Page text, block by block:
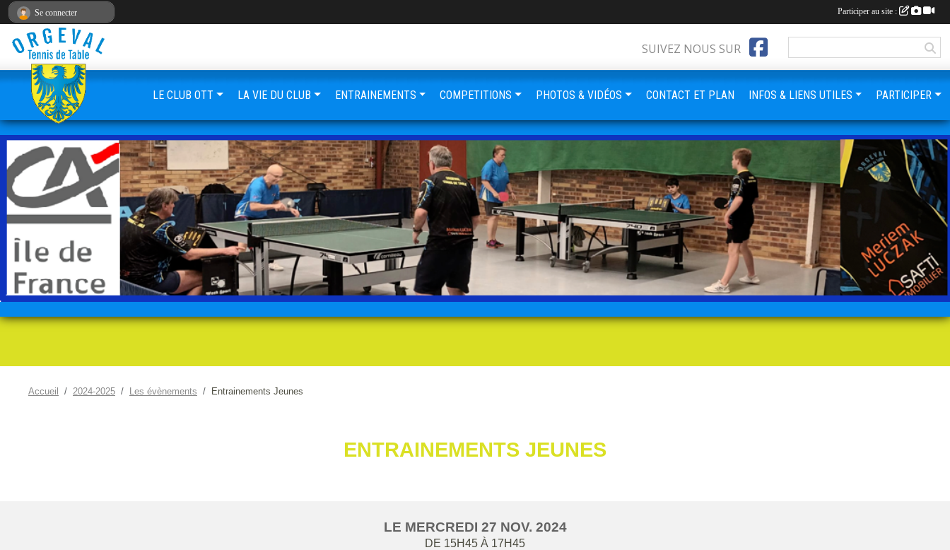
Accueil 2024-2025 Les évènements Entrainements Jeunes
ENTRAINEMENTS JEUNES
LE MERCREDI 27 NOV. 2024
DE 15H45 À 17H45
SUIVEZ NOUS SUR
LE CLUB OTT LA VIE DU CLUB ENTRAINEMENTS COMPETITIONS PHOTOS & VIDÉOS CONTACT ET PLAN INFOS & LIENS UTILES PARTICIPER
Se connecter Participer au site :
Panneau de gestion des cookies